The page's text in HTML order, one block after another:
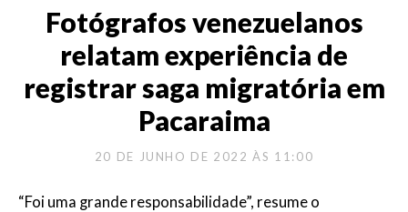
Fotógrafos venezuelanos
relatam experiência de
registrar saga migratória em
Pacaraima
20 DE JUNHO DE 2022 ÀS 11:00
“Foi uma grande responsabilidade”, resume o